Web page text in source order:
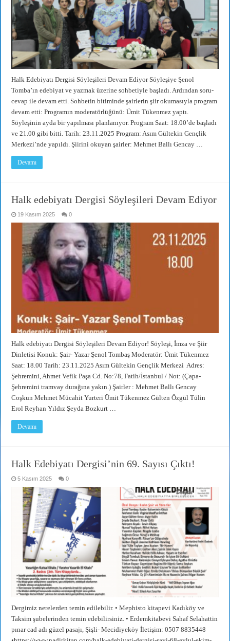
Halk Edebiyatı Dergisi Söyleşileri Devam Ediyor Söyleşiye Şenol
Tomba’ın edebiyat ve yazmak üzerine sohbetiyle başladı. Ardından soru-
cevap ile devam etti. Sohbetin bitiminde şairlerin şiir okumasıyla program
devam etti: Programın moderatörlüğünü: Ümit Tükenmez yaptı.
Söyleşinin ayda bir yapılması planlanıyor. Program Saat: 18.00’de başladı
ve 21.00 gibi bitti. Tarih: 23.11.2025 Program: Asım Gültekin Gençlik
Merkezi’nde yapıldı. Şiirini okuyan şairler: Mehmet Ballı Gencay …
Devamı
Halk edebiyatı Dergisi Söyleşileri Devam Ediyor
19 Kasım 2025 0
Halk edebiyatı Dergisi Söyleşileri Devam Ediyor! Söyleşi, İmza ve Şiir
Dinletisi Konuk: Şair- Yazar Şenol Tombaş Moderatör: Ümit Tükenmez
Saat: 18.00 Tarih: 23.11.2025 Asım Gültekin Gençlik Merkezi Adres:
Şehremini, Ahmet Vefik Paşa Cd. No:78, Fatih/İstanbul / Not: (Çapa-
Şehremini tramvay durağına yakın.) Şairler : Mehmet Ballı Gencay
Coşkun Mehmet Mücahit Yurteri Ümit Tükenmez Gülten Özgül Tülin
Erol Reyhan Yıldız Şeyda Bozkurt …
Devamı
Halk Edebiyatı Dergisi’nin 69. Sayısı Çıktı!
5 Kasım 2025 0
Dergimiz nerelerden temin edilebilir. • Mephisto kitapevi Kadıköy ve
Taksim şubelerinden temin edebilirsiniz. • Erdemkitabevi Sahaf Selahattin
pınar cad adı güzel pasajı, Şişli- Mecidiyeköy İletişim: 0507 8835448